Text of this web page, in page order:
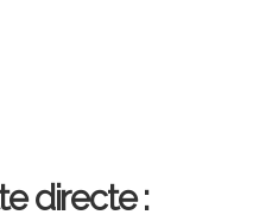
directe :